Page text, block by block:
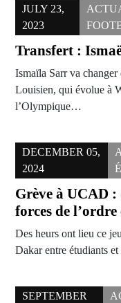
JULY 23,
2023
Transfert :
Ismaïla Sarr va
Louisien, qui évolue à
l’Olympique…
DECEMBER 05,
2024
Grève à UCAD
forces de
Des heurs ont lieu ce
Dakar entre étudiants
SEPTEMBER